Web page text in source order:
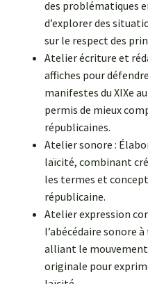
des problématiques
d’explorer des
sur le respect des
Atelier écriture et
affiches pour
manifestes du XIXe
permis de mieux
républicaines.
Atelier sonore :
laïcité, combinant
les termes et
républicaine.
Atelier expression
l’abécédaire sonore
alliant le
originale pour